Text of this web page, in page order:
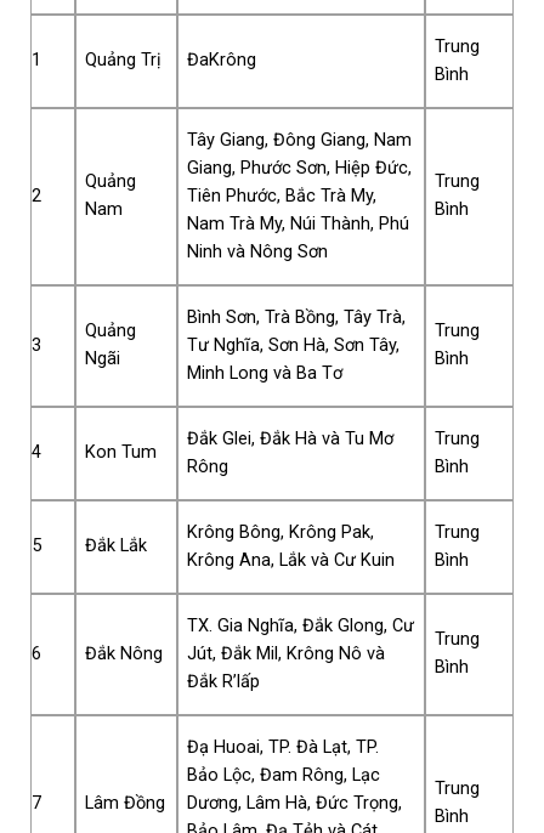
1 Quảng Trị ĐaKrông
Trung
Bình
2
Quảng
Nam
Tây Giang, Đông Giang, Nam
Giang, Phước Sơn, Hiệp Đức,
Tiên Phước, Bắc Trà My,
Nam Trà My, Núi Thành, Phú
Ninh và Nông Sơn
Trung
Bình
3
Quảng
Ngãi
Bình Sơn, Trà Bồng, Tây Trà,
Tư Nghĩa, Sơn Hà, Sơn Tây,
Minh Long và Ba Tơ
Trung
Bình
4 Kon Tum
Đắk Glei, Đắk Hà và Tu Mơ
Rông
Trung
Bình
5 Đắk Lắk
Krông Bông, Krông Pak,
Krông Ana, Lắk và Cư Kuin
Trung
Bình
6 Đắk Nông
TX. Gia Nghĩa, Đắk Glong, Cư
Jút, Đắk Mil, Krông Nô và
Đắk R’lấp
Trung
Bình
7 Lâm Đồng
Đạ Huoai, TP. Đà Lạt, TP.
Bảo Lộc, Đam Rông, Lạc
Dương, Lâm Hà, Đức Trọng,
Trung
Bình